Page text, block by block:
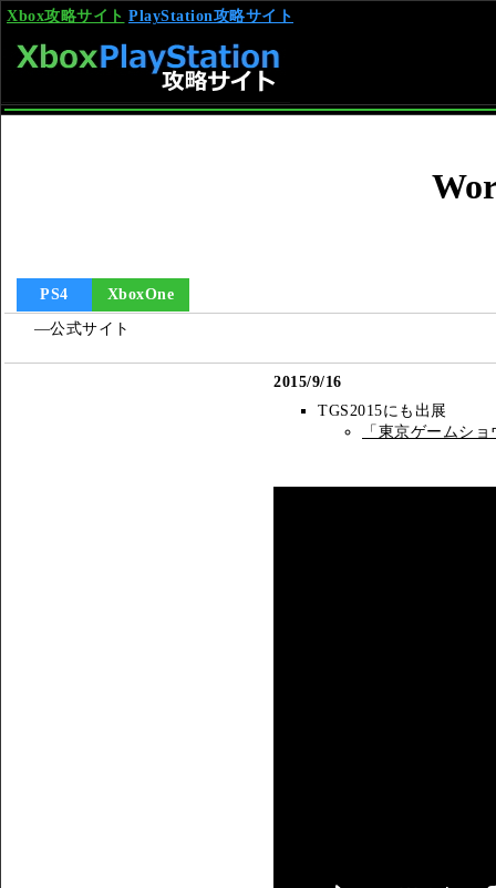
Xbox攻略サイト PlayStation攻略サイト
PS4 XboxOne
―公式サイト
2015/9/16
TGS2015にも出展
「東京ゲームシ